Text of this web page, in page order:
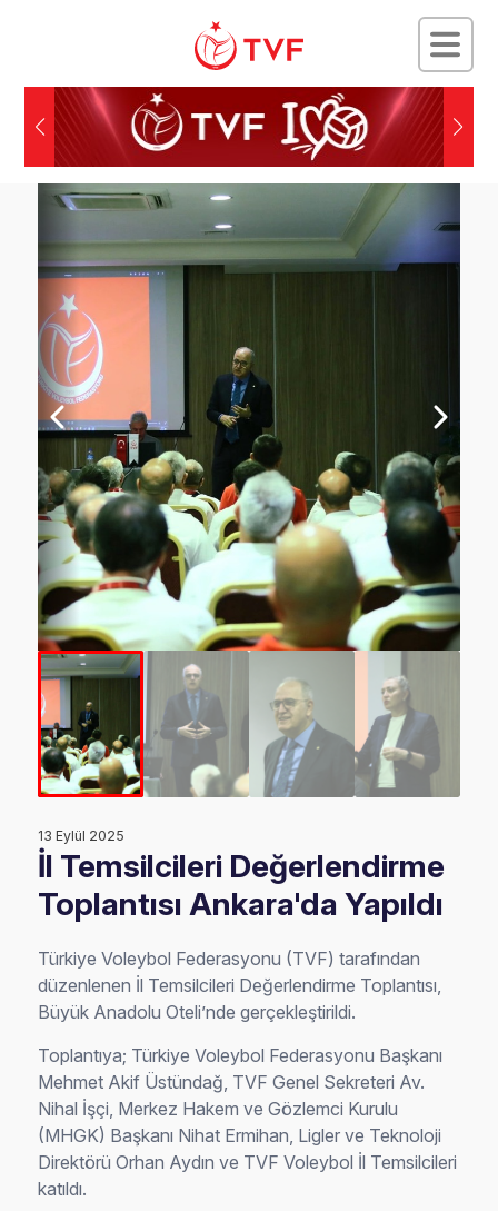
13 Eylül 2025
İl Temsilcileri Değerlendirme
Toplantısı Ankara'da Yapıldı
Türkiye Voleybol Federasyonu (TVF) tarafından
düzenlenen İl Temsilcileri Değerlendirme Toplantısı,
Büyük Anadolu Oteli’nde gerçekleştirildi.
Toplantıya; Türkiye Voleybol Federasyonu Başkanı
Mehmet Akif Üstündağ, TVF Genel Sekreteri Av.
Nihal İşçi, Merkez Hakem ve Gözlemci Kurulu
(MHGK) Başkanı Nihat Ermihan, Ligler ve Teknoloji
Direktörü Orhan Aydın ve TVF Voleybol İl Temsilcileri
katıldı.